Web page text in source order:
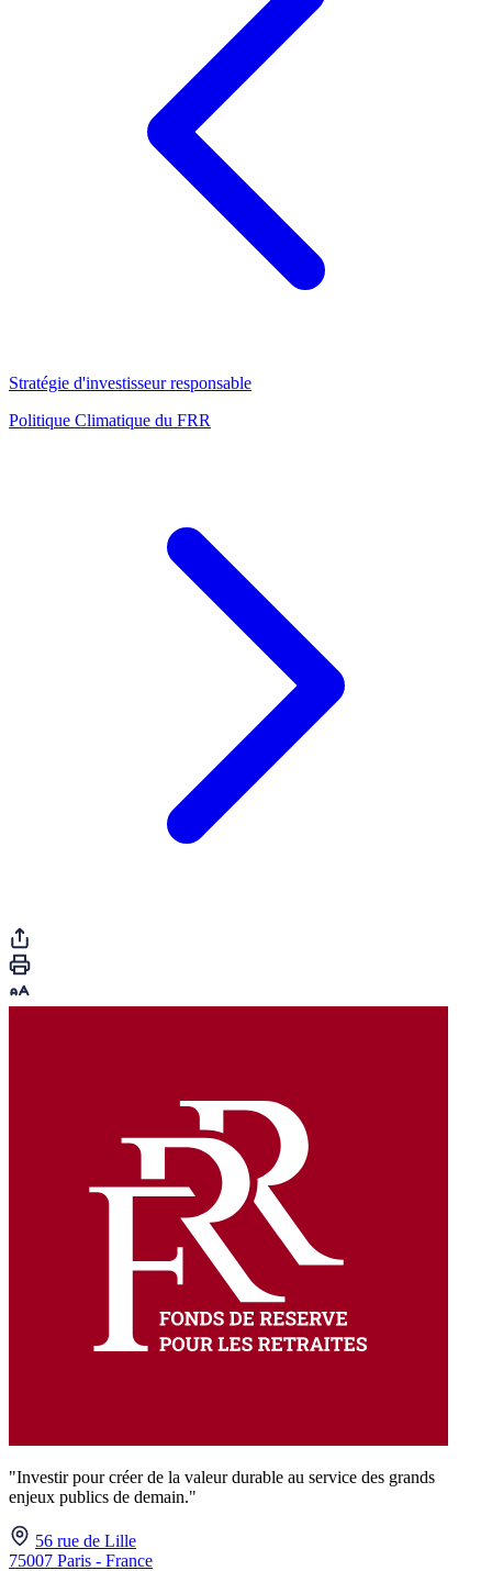
Stratégie d'investisseur responsable
Politique Climatique du FRR
"Investir pour créer de la valeur durable au service des grands
enjeux publics de demain."
56 rue de Lille
75007 Paris - France